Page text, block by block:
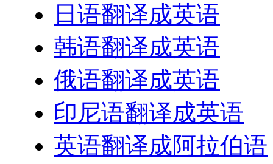
日语翻译成英语
韩语翻译成英语
俄语翻译成英语
印尼语翻译成英语
英语翻译成阿拉伯语